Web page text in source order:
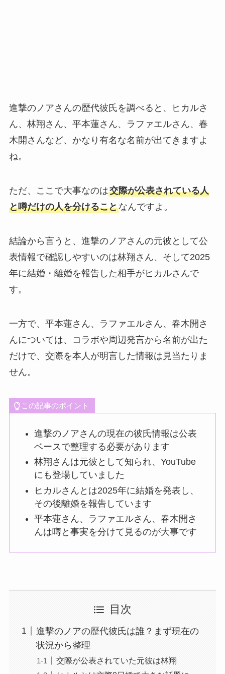
進撃のノアさんの歴代彼氏を調べると、ヒカルさ
ん、林翔さん、平本蓮さん、ラファエルさん、春
木開さんなど、かなり有名な名前が出てきますよ
ね。
ただ、ここで大事なのは交際が公表されている人
と噂だけの人を分けることなんですよ。
結論から言うと、進撃のノアさんの元彼として公
表情報で確認しやすいのは林翔さん、そして2025
年に結婚・離婚を報告した相手がヒカルさんで
す。
一方で、平本蓮さん、ラファエルさん、春木開さ
んについては、コラボや周辺発言から名前が出た
だけで、交際を本人が明言した情報は見当たりま
せん。
この記事のポイント
進撃のノアさんの現在の彼氏情報は公表
ベースで整理する必要があります
林翔さんは元彼として知られ、YouTube
にも登場していました
ヒカルさんとは2025年に結婚を発表し、
その後離婚を報告しています
平本蓮さん、ラファエルさん、春木開さ
んは噂と事実を分けて見るのが大事です
目次
進撃のノアの歴代彼氏は誰？まず現在の
状況から整理
交際が公表されていた元彼は林翔